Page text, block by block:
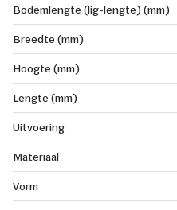
Bodemlengte (lig-lengte) (mm)
Breedte (mm)
Hoogte (mm)
Lengte (mm)
Uitvoering
Materiaal
Vorm